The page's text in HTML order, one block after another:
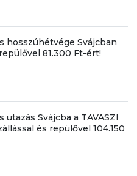
hosszúhétvége Svájcban
81.300 Ft-ért!
utazás Svájcba a TAVASZI
és repülővel 104.150